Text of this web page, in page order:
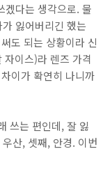
겠다는 생각으로. 물
잃어버리긴 했는
도 되는 상황이라 신
이스)라 렌즈 가격
이가 확연히 나니까
쓰는 편인데, 잘 잃
산, 셋째, 안경. 이번